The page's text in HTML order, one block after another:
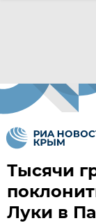
Тысячи
Луки в